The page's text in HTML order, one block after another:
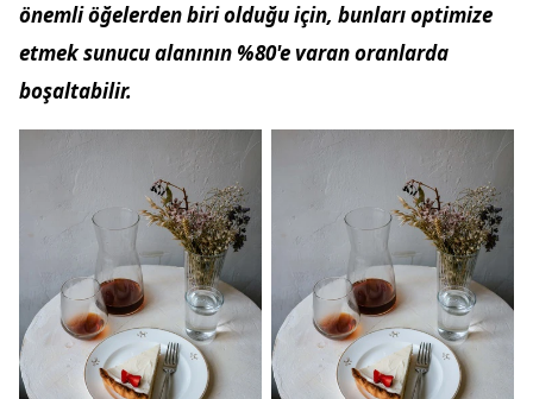
önemli öğelerden biri olduğu için, bunları optimize
etmek sunucu alanının %80'e varan oranlarda
boşaltabilir.